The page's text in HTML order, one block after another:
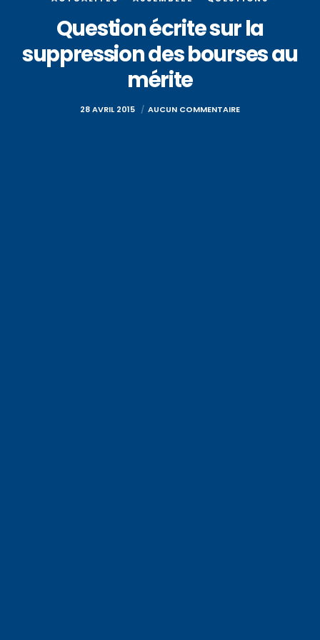
Question écrite sur la
suppression des bourses au
mérite
28 AVRIL 2015 AUCUN COMMENTAIRE